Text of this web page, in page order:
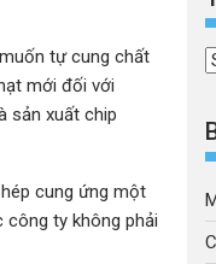
tự cung chất
mới đối với
sản xuất chip
cung ứng một
ty không phải